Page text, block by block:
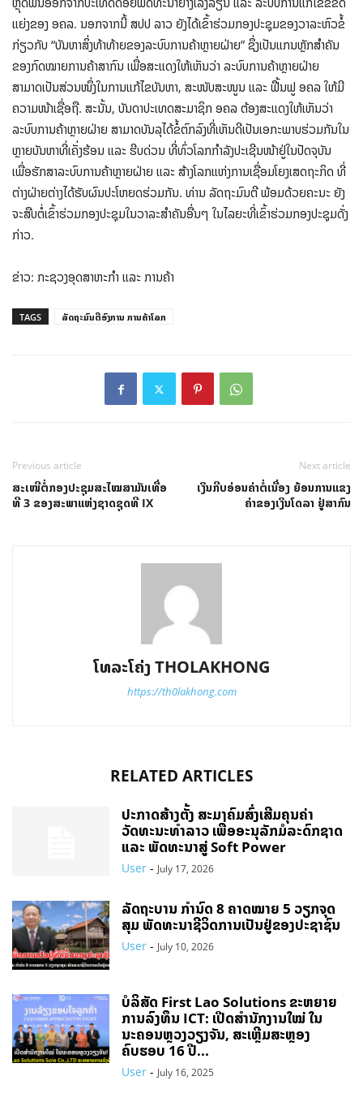
ແຍ່ງຂອງ ອຄລ. ນອກຈາກນີ້ ສປປ ລາວ ຍັງໄດ້ເຂົ້າຮ່ວມກອງປະຊຸມຂອງວາລະຫົວຂໍ້
ກ່ຽວກັບ “ບັນຫາສິ່ງທ້າທ້າຍຂອງລະບົບການຄ້າຫຼາຍຝ່າຍ” ຊຶ່ງເປັນແກນຫຼັກສຳຄັນ
ຂອງກົດໝາຍການຄ້າສາກົນ ເພື່ອສະແດງໃຫ້ເຫັນວ່າ ລະບົບການຄ້າຫຼາຍຝ່າຍ
ສາມາດເປັນສ່ວນໜຶ່ງໃນການແກ້ໄຂບັນຫາ, ສະໜັບສະໜູນ ແລະ ຟື້ນຟູ ອຄລ ໃຫ້ມີ
ຄວາມໜ້າເຊື່ອຖື. ສະນັ້ນ, ບັນດາປະເທດສະມາຊິກ ອຄລ ຕ້ອງສະແດງໃຫ້ເຫັນວ່າ
ລະບົບການຄ້າຫຼາຍຝ່າຍ ສາມາດບັນລຸໄດ້ຂໍ້ຕົກລົງທີ່ເຫັນດີເປັນເອກະພາບຮ່ວມກັນໃນ
ຫຼາຍບັນຫາທີ່ເຄັ່ງຮ້ອນ ແລະ ຮີບດ່ວນ ທີ່ທົ່ວໂລກກໍາລັງປະເຊີນໜ້າຢູ່ໃນປັດຈຸບັນ
ເພື່ອຮັກສາລະບົບການຄ້າຫຼາຍຝ່າຍ ແລະ ສ້າງໂລກແຫ່ງການເຊື່ອມໂຍງເສດຖະກິດ ທີ່
ຕ່າງຝ່າຍຕ່າງໄດ້ຮັບຜົນປະໂຫຍດຮ່ວມກັນ. ທ່ານ ລັດຖະມົນຕີ ພ້ອມດ້ວຍຄະນະ ຍັງ
ຈະສືບຕໍ່ເຂົ້າຮ່ວມກອງປະຊຸມໃນວາລະສຳຄັນອື່ນໆ ໃນໄລຍະທີ່ເຂົ້າຮ່ວມກອງປະຊຸມດັ່ງ
ກ່າວ.
ຂ່າວ: ກະຊວງອຸດສາຫະກຳ ແລະ ການຄ້າ
TAGS ລັດຖະມົນຕີອົງການ ການຄ້າໂລກ
Previous article
ສະເໜີຕໍ່ກອງປະຊຸມສະໄໝສາມັນເທື່ອ
ທີ 3 ຂອງສະພາແຫ່ງຊາດຊຸດທີ IX
Next article
ເງິນກີບອ່ອນຄ່າຕໍ່ເນື່ອງ ຍ້ອນການແຂງ
ຄ່າຂອງເງິນໂດລາ ຢູ່ສາກົນ
ໂທລະໂຄ່ງ THOLAKHONG
https://th0lakhong.com
RELATED ARTICLES
ປະກາດສ້າງຕັ້ງ ສະມາຄົມສົ່ງເສີມຄຸນຄ່າ
ວັດທະນະທຳລາວ ເພື່ອອະນຸລັກມໍລະດົກຊາດ
ແລະ ພັດທະນາສູ່ Soft Power
User - July 17, 2026
ລັດຖະບານ ກຳນົດ 8 ຄາດໝາຍ 5 ວຽກຈຸດ
ສຸມ ພັດທະນາຊີວິດການເປັນຢູ່ຂອງປະຊາຊົນ
User - July 10, 2026
ບໍລິສັດ First Lao Solutions ຂະຫຍາຍ
ການລົງທຶນ ICT: ເປີດສຳນັກງານໃໝ່ ໃນ
ນະຄອນຫຼວງວຽງຈັນ, ສະເຫຼີມສະຫຼອງ
ຄົບຮອບ 16 ປີ...
User - July 16, 2025